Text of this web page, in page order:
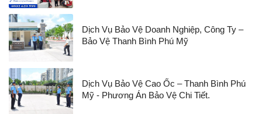
Dịch Vụ Bảo Vệ Doanh Nghiệp, Công Ty –
Bảo Vệ Thanh Bình Phú Mỹ
Dịch Vụ Bảo Vệ Cao Ốc – Thanh Bình Phú
Mỹ - Phương Án Bảo Vệ Chi Tiết.